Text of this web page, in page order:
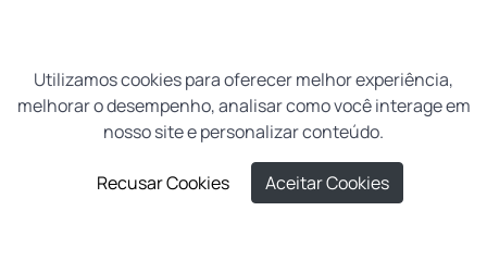
Neves e Filhos Administração e Intermediação de Imóveis
Utilizamos cookies para oferecer melhor experiência,
melhorar o desempenho, analisar como você interage em
nosso site e personalizar conteúdo.
Recusar Cookies Aceitar Cookies